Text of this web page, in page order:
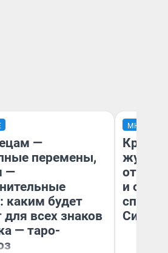
—
перемены,
—
каким будет
для всех знаков
— таро-
МНЕНИЕ
и
споре